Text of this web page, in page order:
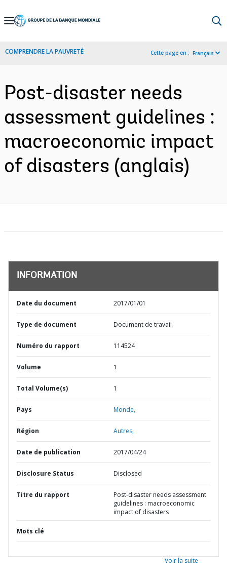
Skip
Navigation
COMPRENDRE LA PAUVRETÉ Cette page en : Français
Post-disaster needs
assessment guidelines :
macroeconomic impact
of disasters (anglais)
INFORMATION
Date du document 2017/01/01
Type de document Document de travail
Numéro du rapport 114524
Volume 1
Total Volume(s) 1
Pays Monde,
Région Autres,
Date de publication 2017/04/24
Disclosure Status Disclosed
Titre du rapport
Post-disaster needs assessment
guidelines : macroeconomic
impact of disasters
Mots clé
Voir la suite